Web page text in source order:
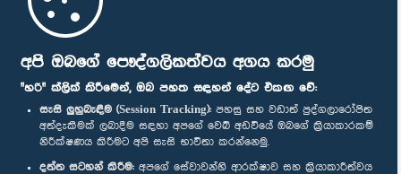
අපි ඔබගේ පෞද්ගලිකත්වය අගය කරමු
"හරි" ක්ලික් කිරීමෙන්, ඔබ පහත සඳහන් දේට එකඟ වේ:
සැසි ලුහුබැඳීම (Session Tracking): පහසු සහ වඩාත් පුද්ගලාරෝපිත
අත්දැකීමක් ලබාදීම සඳහා අපගේ වෙබ් අඩවියේ ඔබගේ ක්‍රියාකාරකම්
නිරීක්ෂණය කිරීමට අපි සැසි භාවිතා කරන්නෙමු.
දත්ත සටහන් කිරීම: අපගේ සේවාවන්හි ආරක්ෂාව සහ ක්‍රියාකාරීත්වය
පාර්ලිමේන්තු ජංගම යෙදුම
අප හා සම්බන්ධ වී සිටින්න :